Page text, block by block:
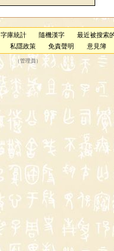
字庫統計 隨機漢字
最近被搜索
私隱政策 免責聲明 意見簿
（管理員 ）